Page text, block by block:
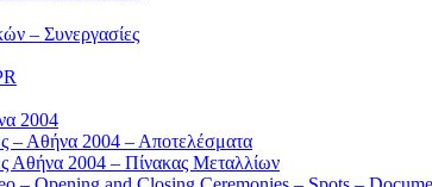
– Συνεργασίες
2004
– Αθήνα 2004 – Αποτελέσματα
Αθήνα 2004 – Πίνακας Μεταλλίων